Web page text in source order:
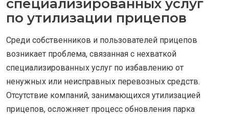
специализированных услуг
по утилизации прицепов
Среди собственников и пользователей прицепов
возникает проблема, связанная с нехваткой
специализированных услуг по избавлению от
ненужных или неисправных перевозных средств.
Отсутствие компаний, занимающихся утилизацией
прицепов, осложняет процесс обновления парка